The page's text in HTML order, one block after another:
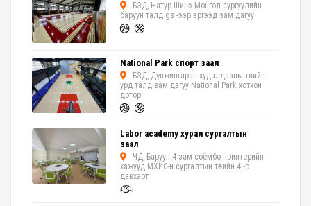
БЗД, Натур Шинэ Монгол сургуулийн
баруун талд gs -ээр эргээд зам дагуу
National Park спорт заал
БЗД, Дүнжингарав худалдааны төвийн
урд талд зам дагуу National Park хотхон
дотор
Labor academy хурал сургалтын
заал
ЧД, Баруун 4 зам соёмбо принтерийн
хажууд МХИС-н сургалтын төвийн 4 -р
давхарт